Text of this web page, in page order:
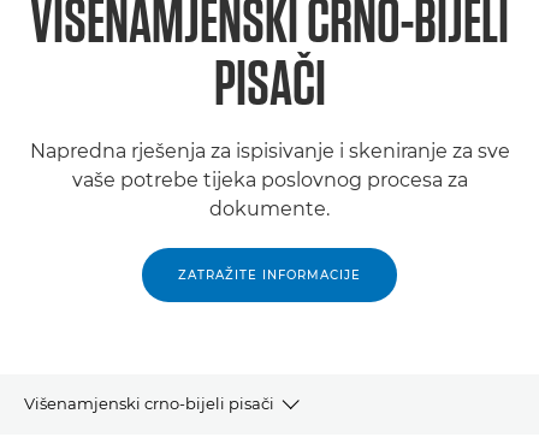
VIŠENAMJENSKI CRNO-BIJELI
PISAČI
Napredna rješenja za ispisivanje i skeniranje za sve
vaše potrebe tijeka poslovnog procesa za
dokumente.
ZATRAŽITE INFORMACIJE
Višenamjenski crno-bijeli pisači